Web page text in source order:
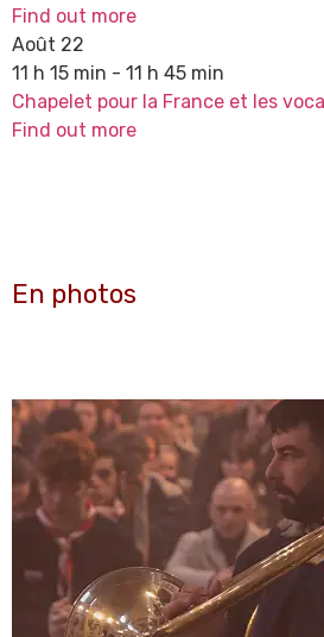
Find out more
Août 22
11 h 15 min - 11 h 45 min
Chapelet pour la France et les
Find out more
En photos